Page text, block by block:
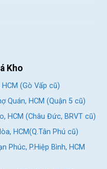
Kho
(Gò Vấp cũ)
Quán, HCM (Quận 5 cũ)
HCM (Châu Đức, BRVT cũ)
HCM(Q.Tân Phú cũ)
Phúc, P.Hiệp Bình, HCM